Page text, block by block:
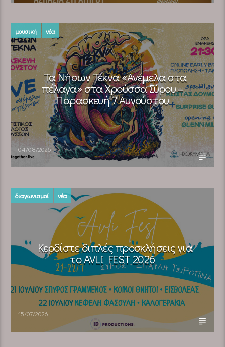
μουσική νέα
Τα Νήσων Τέκνα «Ανέμελα στα
πέλαγα» στα Χρούσσα Σύρου –
Παρασκευή 7 Αυγούστου
04/08/2026
διαγωνισμοί νέα
Κερδίστε διπλές προσκλήσεις για
το AVLI FEST 2026
15/07/2026